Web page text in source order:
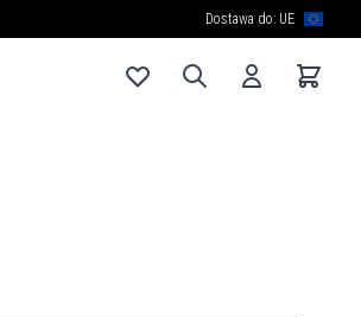
Dostawa do: UE